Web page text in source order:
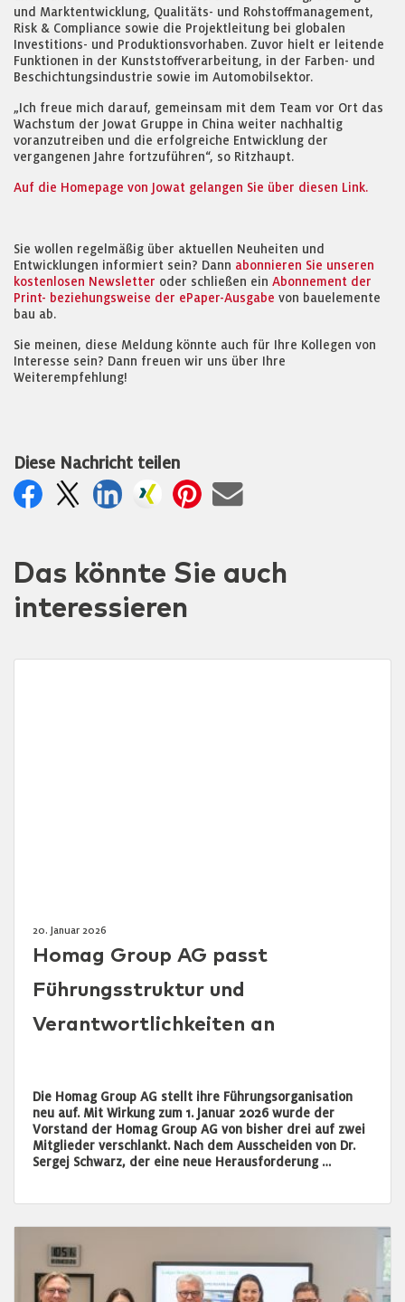
und Marktentwicklung, Qualitäts- und Rohstoffmanagement,
Risk & Compliance sowie die Projektleitung bei globalen
Investitions- und Produktionsvorhaben. Zuvor hielt er leitende
Funktionen in der Kunststoffverarbeitung, in der Farben- und
Beschichtungsindustrie sowie im Automobilsektor.
„Ich freue mich darauf, gemeinsam mit dem Team vor Ort das
Wachstum der Jowat Gruppe in China weiter nachhaltig
voranzutreiben und die erfolgreiche Entwicklung der
vergangenen Jahre fortzuführen“, so Ritzhaupt.
Auf die Homepage von Jowat gelangen Sie über diesen Link.
Sie wollen regelmäßig über aktuellen Neuheiten und
Entwicklungen informiert sein? Dann abonnieren Sie unseren
kostenlosen Newsletter oder schließen ein Abonnement der
Print- beziehungsweise der ePaper-Ausgabe von bauelemente
bau ab.
Sie meinen, diese Meldung könnte auch für Ihre Kollegen von
Interesse sein? Dann freuen wir uns über Ihre
Weiterempfehlung!
Diese Nachricht teilen
Das könnte Sie auch
interessieren
20. Januar 2026
Homag Group AG passt
Führungsstruktur und
Verantwortlichkeiten an
Die Homag Group AG stellt ihre Führungsorganisation
neu auf. Mit Wirkung zum 1. Januar 2026 wurde der
Vorstand der Homag Group AG von bisher drei auf zwei
Mitglieder verschlankt. Nach dem Ausscheiden von Dr.
Sergej Schwarz, der eine neue Herausforderung …